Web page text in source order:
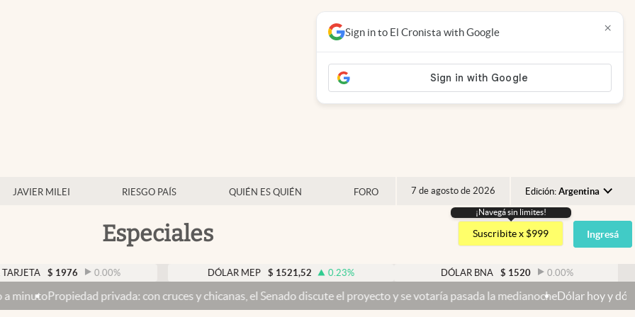
JAVIER MILEI RIESGO PAÍS QUIÉN ES QUIÉN FORO 7 de agosto de 2026 Edición: Argentina
Argentina
España
USA
Colombia
Especiales
¡Navegá sin limites!
Suscribite x $999 Ingresá
$ 1976 0.00% DÓLAR MEP $ 1521,52 0.23% DÓLAR BNA $ 1520 0.00%
privada: con cruces y chicanas, el Senado discute el proyecto y se votaría pasada la medianoche Dólar hoy y dólar blue hoy:
Sign in to El Cronista with Google ×